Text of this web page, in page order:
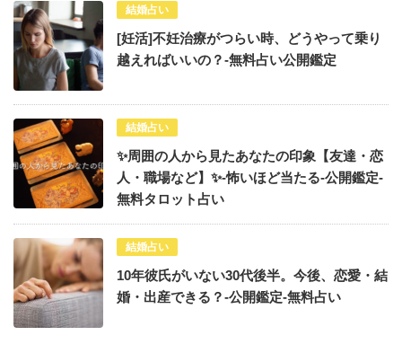
結婚占い
[妊活]不妊治療がつらい時、どうやって乗り
越えればいいの？-無料占い公開鑑定
結婚占い
✨周囲の人から見たあなたの印象【友達・恋
人・職場など】✨-怖いほど当たる-公開鑑定-
無料タロット占い
結婚占い
10年彼氏がいない30代後半。今後、恋愛・結
婚・出産できる？-公開鑑定-無料占い